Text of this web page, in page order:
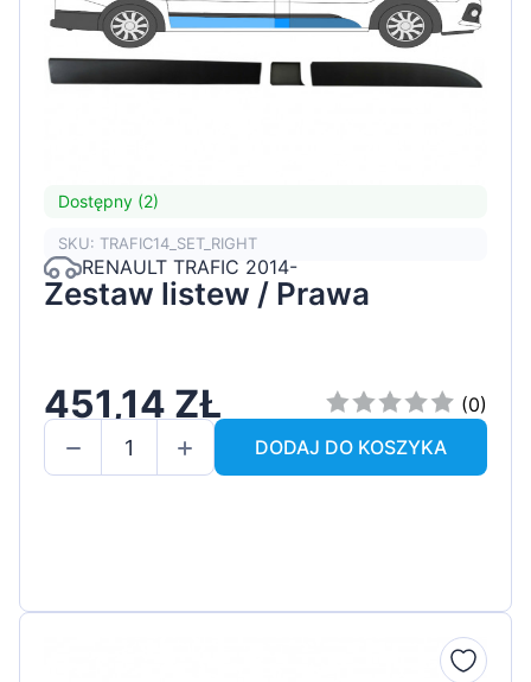
Dostępny (2)
SKU: TRAFIC14_SET_RIGHT
RENAULT TRAFIC 2014-
Zestaw listew / Prawa
451,14 ZŁ
(0)
DODAJ DO KOSZYKA